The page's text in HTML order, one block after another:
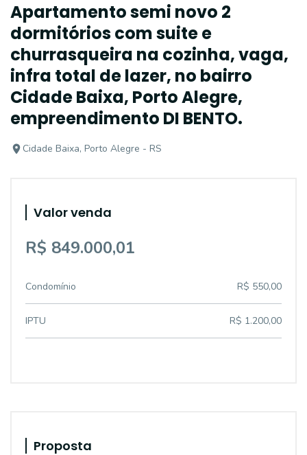
Apartamento semi novo 2
dormitórios com suite e
churrasqueira na cozinha, vaga,
infra total de lazer, no bairro
Cidade Baixa, Porto Alegre,
empreendimento DI BENTO.
Cidade Baixa, Porto Alegre - RS
Valor venda
R$ 849.000,01
Condomínio R$ 550,00
IPTU R$ 1.200,00
Proposta